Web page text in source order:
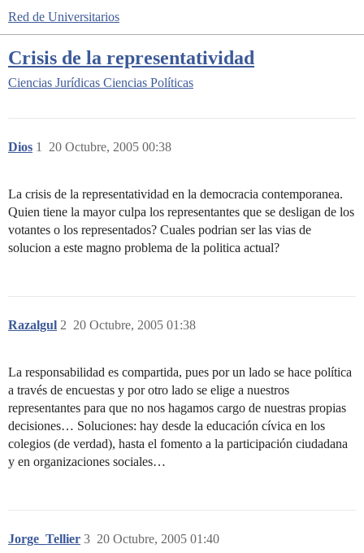
Red de Universitarios
Crisis de la representatividad
Ciencias Jurídicas Ciencias Políticas
Dios 20 Octubre, 2005 00:38
1
La crisis de la representatividad en la democracia contemporanea.
Quien tiene la mayor culpa los representantes que se desligan de los
votantes o los representados? Cuales podrian ser las vias de
solucion a este magno problema de la politica actual?
Razalgul 20 Octubre, 2005 01:38
2
La responsabilidad es compartida, pues por un lado se hace política
a través de encuestas y por otro lado se elige a nuestros
representantes para que no nos hagamos cargo de nuestras propias
decisiones… Soluciones: hay desde la educación cívica en los
colegios (de verdad), hasta el fomento a la participación ciudadana
y en organizaciones sociales…
Jorge_Tellier 20 Octubre, 2005 01:40
3